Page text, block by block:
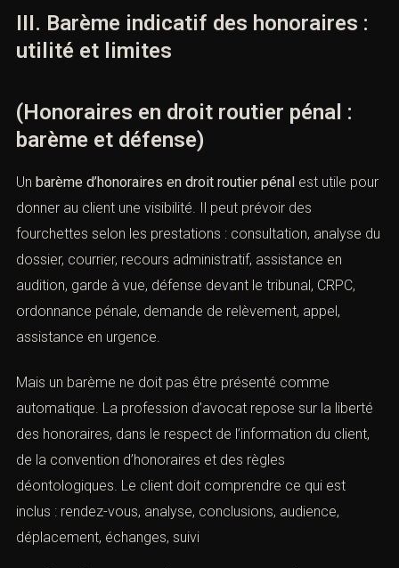
III. Barème indicatif des honoraires :
(Honoraires en droit routier pénal :
Unbarème d’honoraires en droit routier pénalest utile
pour donner au client une visibilité. Il peut prévoir des
fourchettes selon les prestations : consultation, analyse
du dossier, courrier, recours administratif, assistance en
audition, garde à vue, défense devant le tribunal, CRPC,
ordonnance pénale, demande de relèvement, appel,
Mais un barème ne doit pas être présenté comme
automatique. La profession d’avocat repose sur la
liberté des honoraires, dans le respect de l’information
du client, de la convention d’honoraires et des règles
déontologiques. Le client doit comprendre ce qui est
inclus : rendez-vous, analyse, conclusions, audience,